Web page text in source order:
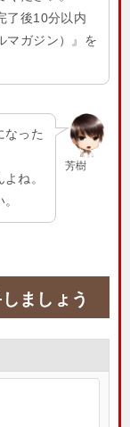
了後10分以内
マガジン）』を
芳樹
なった
ね。
ましょう